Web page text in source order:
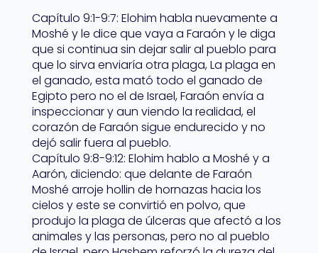
Capítulo 9:1-9:7: Elohim habla nuevamente a
Moshé y le dice que vaya a Faraón y le diga
que si continua sin dejar salir al pueblo para
que lo sirva enviaría otra plaga, La plaga en
el ganado, esta mató todo el ganado de
Egipto pero no el de Israel, Faraón envía a
inspeccionar y aun viendo la realidad, el
corazón de Faraón sigue endurecido y no
dejó salir fuera al pueblo.
Capítulo 9:8-9:12: Elohim hablo a Moshé y a
Aarón, diciendo: que delante de Faraón
Moshé arroje hollin de hornazas hacia los
cielos y este se convirtió en polvo, que
produjo la plaga de úlceras que afectó a los
animales y las personas, pero no al pueblo